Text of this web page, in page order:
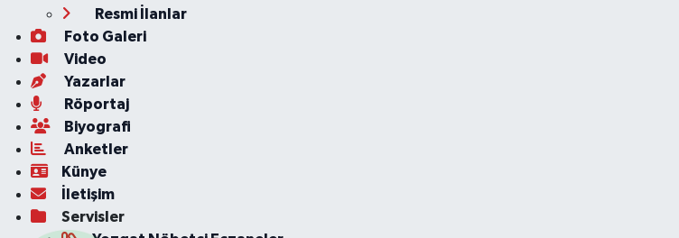
Resmi İlanlar
Foto Galeri
Video
Yazarlar
Röportaj
Biyografi
Anketler
Künye
İletişim
Servisler